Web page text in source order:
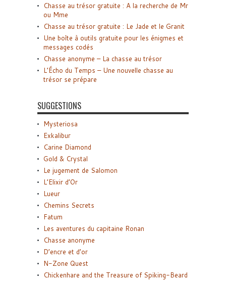
Chasse au trésor gratuite : A la recherche de Mr
ou Mme
Chasse au trésor gratuite : Le Jade et le Granit
Une boîte à outils gratuite pour les énigmes et
messages codés
Chasse anonyme – La chasse au trésor
L’Écho du Temps – Une nouvelle chasse au
trésor se prépare
SUGGESTIONS
Mysteriosa
Exkalibur
Carine Diamond
Gold & Crystal
Le jugement de Salomon
L’Elixir d’Or
Lueur
Chemins Secrets
Fatum
Les aventures du capitaine Ronan
Chasse anonyme
D’encre et d’or
N-Zone Quest
Chickenhare and the Treasure of Spiking-Beard